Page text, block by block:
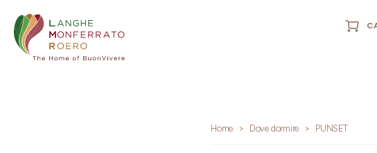
Home Dove dormire PUNSET